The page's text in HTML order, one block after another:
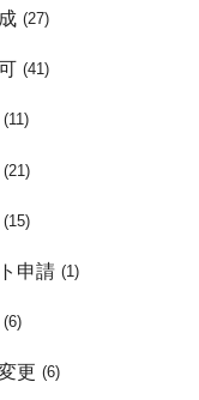
(27)
(41)
(11)
(21)
(15)
申請 (1)
(6)
更 (6)